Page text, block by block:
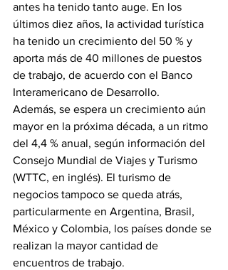
antes ha tenido tanto auge. En los
últimos diez años, la actividad turística
ha tenido un crecimiento del 50 % y
aporta más de 40 millones de puestos
de trabajo, de acuerdo con el Banco
Interamericano de Desarrollo.
Además, se espera un crecimiento aún
mayor en la próxima década, a un ritmo
del 4,4 % anual, según información del
Consejo Mundial de Viajes y Turismo
(WTTC, en inglés). El turismo de
negocios tampoco se queda atrás,
particularmente en Argentina, Brasil,
México y Colombia, los países donde se
realizan la mayor cantidad de
encuentros de trabajo.